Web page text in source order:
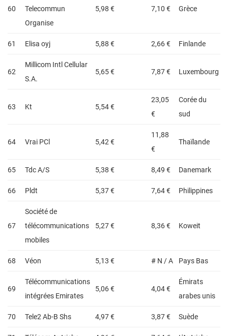
60
Telecommun
Organise
5,98 € 7,10 € Grèce
61 Elisa oyj 5,88 € 2,66 € Finlande
62
Millicom Intl Cellular
S.A.
5,65 € 7,87 € Luxembourg
63 Kt 5,54 €
23,05
€
Corée du
sud
64 Vrai PCl 5,42 €
11,88
€
Thaïlande
65 Tdc A/S 5,38 € 8,49 € Danemark
66 Pldt 5,37 € 7,64 € Philippines
67
Société de
télécommunications
mobiles
5,27 € 8,36 € Koweit
68 Véon 5,13 € # N / A Pays Bas
69
Télécommunications
intégrées Emirates
5,06 € 4,04 €
Émirats
arabes unis
70 Tele2 Ab-B Shs 4,97 € 3,87 € Suède